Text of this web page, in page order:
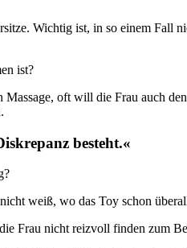
Wichtig ist, in so einem Fall
ist?
oft will die Frau auch
besteht.«
weiß, wo das Toy schon
Frau nicht reizvoll finden zum